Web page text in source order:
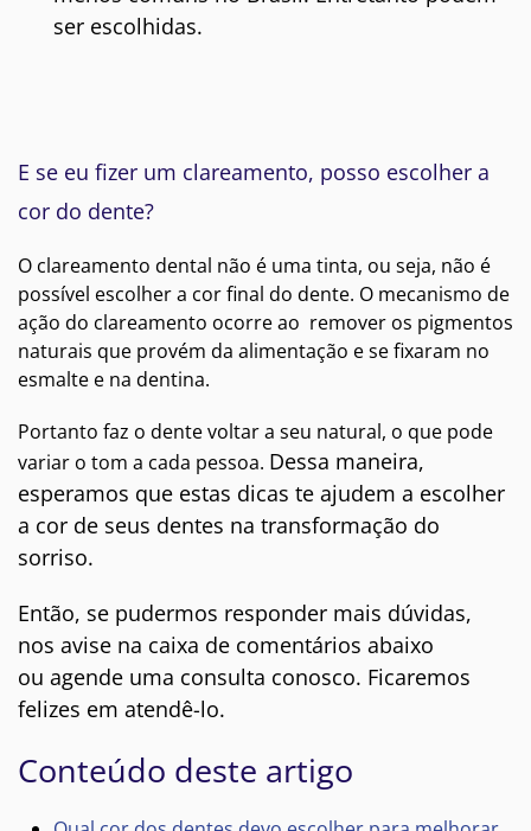
ser escolhidas.
E se eu fizer um clareamento, posso escolher a
cor do dente?
O clareamento dental não é uma tinta, ou seja, não é
possível escolher a cor final do dente. O mecanismo de
ação do clareamento ocorre ao remover os pigmentos
naturais que provém da alimentação e se fixaram no
esmalte e na dentina.
Portanto faz o dente voltar a seu natural, o que pode
variar o tom a cada pessoa. Dessa maneira,
esperamos que estas dicas te ajudem a escolher
a cor de seus dentes na transformação do
sorriso.
Então, se pudermos responder mais dúvidas,
nos avise na caixa de comentários abaixo
ou agende uma consulta conosco. Ficaremos
felizes em atendê-lo.
Conteúdo deste artigo